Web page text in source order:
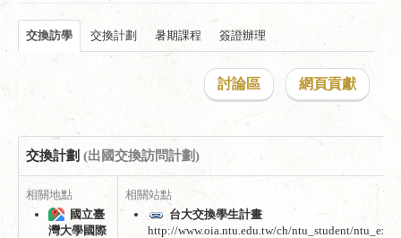
交換訪學 交換計劃 暑期課程 簽證辦理
討論區 網頁貢獻
交換計劃 (出國交換訪問計劃)
相關地點
國立臺
灣大學國際
相關站點
台大交換學生計畫
http://www.oia.ntu.edu.tw/ch/ntu_student/